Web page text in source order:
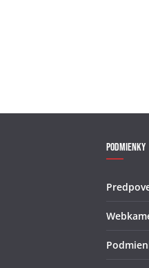
Podmienky